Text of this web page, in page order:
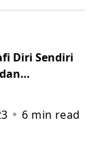
Diri Sendiri
6 min read